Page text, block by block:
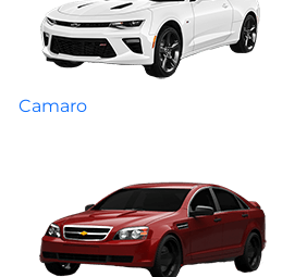
Camaro